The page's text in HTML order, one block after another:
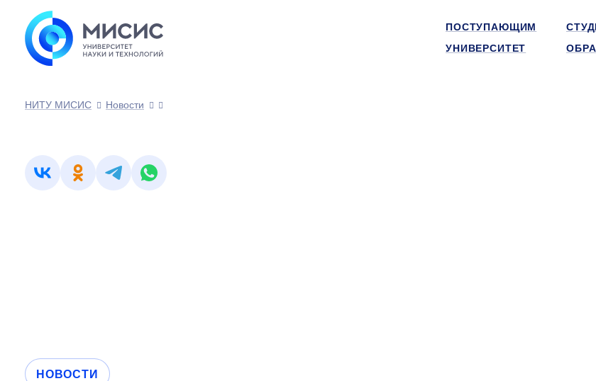
ПОСТУПАЮЩИМ
УНИВЕРСИТЕТ
НИТУ МИСИС
Новости
НОВОСТИ